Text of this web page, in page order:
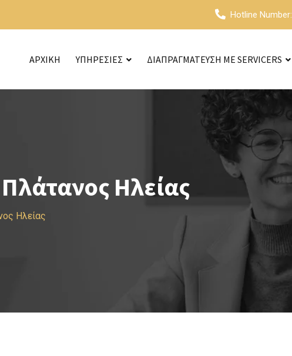
Hotline Number:
ΑΡΧΙΚΗ ΥΠΗΡΕΣΙΕΣ ΔΙΑΠΡΑΓΜΑΤΕΥΣΗ ΜΕ SERVICERS
Ηλείας
Ηλείας